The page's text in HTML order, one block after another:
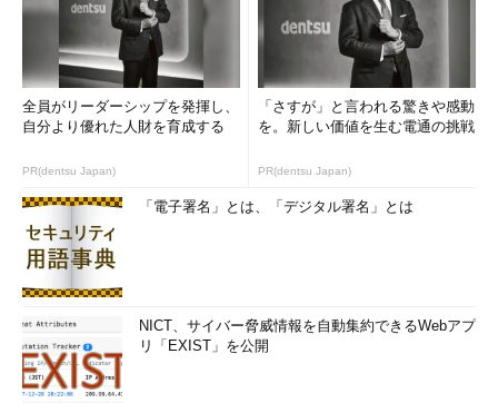
話番号変更など、何らかの理由により賞品をお届けできない場合は
当選を無効とさせていただきます
・ご応募はお一人さま1回限りとさせていただきます。2回以上ご応
募された方は、抽選対象外とさせていただきますのでご了承下さい
受け付けは終了しました。
※アイティメディアIDにご登録済みの方でも、追加の情報登録を
全員がリーダーシップを発揮し、
自分より優れた人財を育成する
PR(dentsu Japan)
「さすが」と言われる驚きや感動
を。新しい価値を生む電通の挑戦
PR(dentsu Japan)
「電子署名」とは、「デジタル署名」とは
NICT、サイバー脅威情報を自動集約できるWebアプ
リ「EXIST」を公開